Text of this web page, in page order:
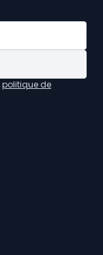
politique de